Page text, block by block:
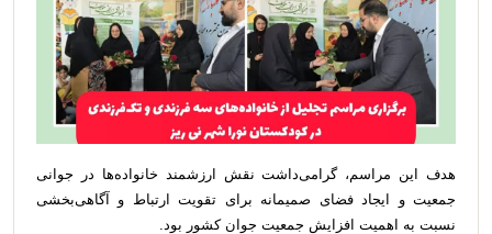
هدف این مراسم، گرامی‌داشت نقش ارزشمند خانواده‌ها در جوانی
جمعیت و ایجاد فضای صمیمانه برای تقویت ارتباط و آگاهی‌بخشی
نسبت به اهمیت افزایش جمعیت جوان کشور بود.